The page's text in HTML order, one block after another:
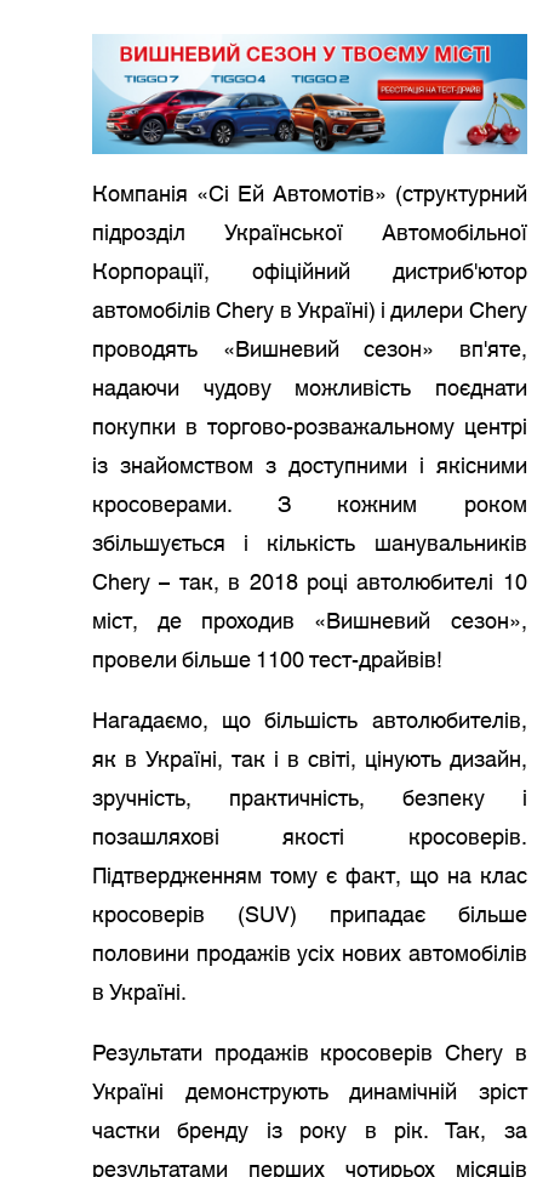
Компанія «Сі Ей Автомотів» (структурний
підрозділ Української Автомобільної
Корпорації, офіційний дистриб'ютор
автомобілів Chery в Україні) і дилери Chery
проводять «Вишневий сезон» вп'яте,
надаючи чудову можливість поєднати
покупки в торгово-розважальному центрі
із знайомством з доступними і якісними
кросоверами. З кожним роком
збільшується і кількість шанувальників
Chery – так, в 2018 році автолюбителі 10
міст, де проходив «Вишневий сезон»,
провели більше 1100 тест-драйвів!
Нагадаємо, що більшість автолюбителів,
як в Україні, так і в світі, цінують дизайн,
зручність, практичність, безпеку і
позашляхові якості кросоверів.
Підтвердженням тому є факт, що на клас
кросоверів (SUV) припадає більше
половини продажів усіх нових автомобілів
в Україні.
Результати продажів кросоверів Chery в
Україні демонструють динамічній зріст
частки бренду із року в рік. Так, за